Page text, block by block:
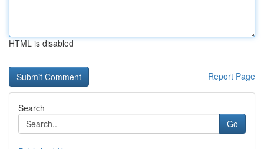
HTML is disabled
Report Page
Search
Go